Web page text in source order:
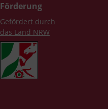
Förderung
Gefördert durch
das Land NRW